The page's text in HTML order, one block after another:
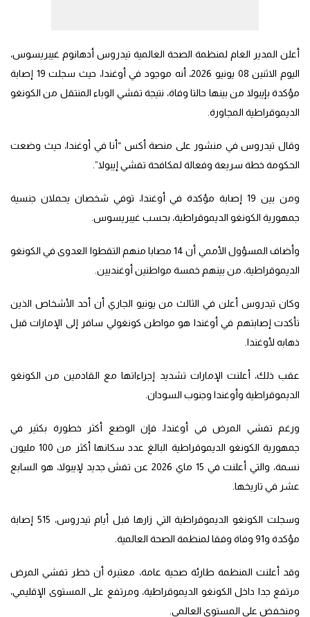
أعلن المدير العام لمنظمة الصحة العالمية تيدروس أدهانوم غيبريسوس،
اليوم الاثنين 08 يونيو 2026، أنه موجود في أوغندا، حيث سجلت 19 إصابة
مؤكدة بإيبولا من بينها حالتا وفاة، نتيجة تفشي الوباء المنتقل من الكونغو
الديموقراطية المجاورة.
وقال تيدروس في منشور على منصة أكس “أنا في أوغندا، حيث وضعت
الحكومة خطة سريعة وفعالة لمكافحة تفشي إيبولا”.
ومن بين 19 إصابة مؤكدة في أوغندا، توفي شخصان يحملان جنسية
جمهورية الكونغو الديموقراطية، بحسب غيبريسوس.
وأضاف المسؤول الأممي أن 14 مصابا منهم التقطوا العدوى في الكونغو
الديموقراطية، من بينهم خمسة مواطنين أوغنديين.
وكان تيدروس أعلن في الثالث من يونيو الجاري أن أحد الأشخاص الذين
تأكدت إصابتهم في أوغندا هو مواطن كونغولي سافر إلى الإمارات قبل
ذهابه لأوغندا.
عقب ذلك، أعلنت الإمارات تشديد إجراءاتها مع القادمين من الكونغو
الديموقراطية وأوغندا وجنوب السودان.
ورغم تفشي المرض في أوغندا، فإن الوضع أكثر خطورة بكثير في
جمهورية الكونغو الديموقراطية البالغ عدد سكانها أكثر من 100 مليون
نسمة، والتي أعلنت في 15 ماي 2026 عن تفش جديد لإيبولا، هو السابع
عشر في تاريخها.
وسجلت الكونغو الديموقراطية التي زارها قبل أيام تيدروس، 515 إصابة
مؤكدة و91 وفاة وفقا لمنظمة الصحة العالمية.
وقد أعلنت المنظمة طارئة صحية عامة، معتبرة أن خطر تفشي المرض
مرتفع جدا داخل الكونغو الديموقراطية، ومرتفع على المستوى الإقليمي،
ومنخفض على المستوى العالمي.